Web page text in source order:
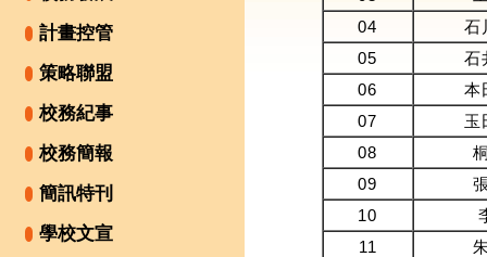
計畫控管
策略聯盟
校務紀事
校務簡報
簡訊特刊
學校文宣
04
石
05
石
06
本
07
玉
08
09
10
11